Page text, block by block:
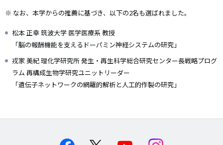
※ なお、本学からの推薦に基づき、以下の2名も選ばれました。
松本 正幸 筑波大学 医学医療系 教授
「脳の報酬機能を支えるドーパミン神経システムの研究」
戎家 美紀 理化学研究所 発生・再生科学総合研究センター長戦略プログ
ラム 再構成生物学研究ユニットリーダー
「遺伝子ネットワークの網羅的解析と人工的作製の研究」